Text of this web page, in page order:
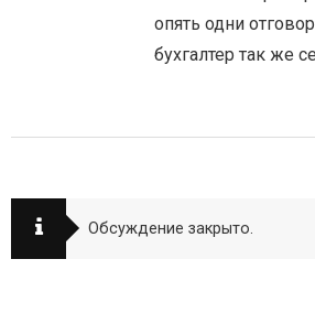
опять одни
бухгалтер так же
Обсуждение закрыто.